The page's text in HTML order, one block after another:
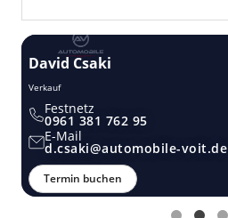
David Csaki
Verkauf
Festnetz
0961 381 762 95
E-Mail
d.csaki@automobile-voit.de
Termin buchen